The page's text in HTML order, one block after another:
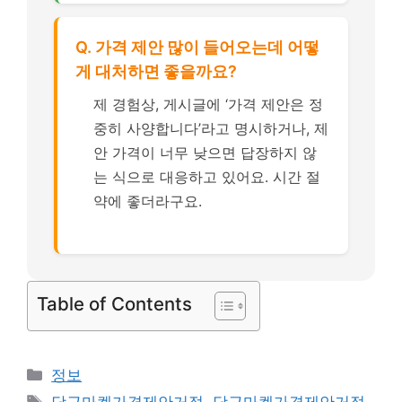
Q. 가격 제안 많이 들어오는데 어떻
게 대처하면 좋을까요?
제 경험상, 게시글에 ‘가격 제안은 정
중히 사양합니다’라고 명시하거나, 제
안 가격이 너무 낮으면 답장하지 않
는 식으로 대응하고 있어요. 시간 절
약에 좋더라구요.
Table of Contents
카
테
정보
태